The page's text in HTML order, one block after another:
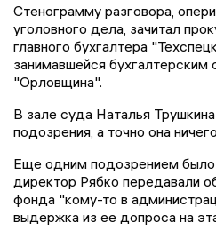
Стенограмму разговора,
уголовного дела, зачитал
главного бухгалтера
занимавшейся
"Орловщина".
В зале суда Наталья
подозрения, а точно она
Еще одним подозрением было
директор Рябко передавали
фонда "кому-то в
выдержка из ее допроса на